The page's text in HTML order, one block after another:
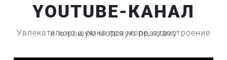
YOUTUBE-КАНАЛ
Увлекательно и емко про море, судостроение и хорошую морскую практику